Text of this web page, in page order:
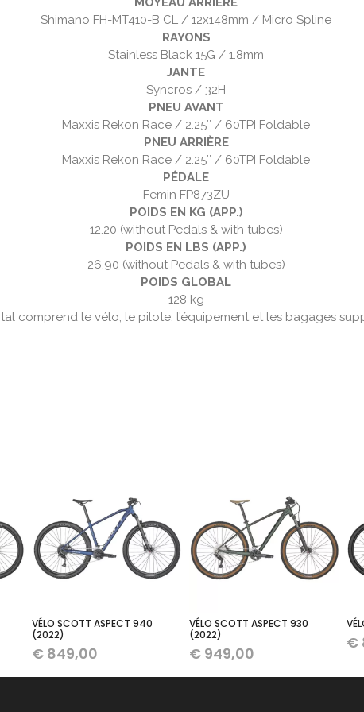
Shimano FH-MT410-B CL / 12x148mm / Micro Spline
RAYONS
Stainless Black 15G / 1.8mm
JANTE
Syncros / 32H
PNEU AVANT
Maxxis Rekon Race / 2.25″ / 60TPI Foldable
PNEU ARRIÈRE
Maxxis Rekon Race / 2.25″ / 60TPI Foldable
PÉDALE
Femin FP873ZU
POIDS EN KG (APP.)
12.20 (without Pedals & with tubes)
POIDS EN LBS (APP.)
26.90 (without Pedals & with tubes)
POIDS GLOBAL
128 kg
comprend le vélo, le pilote, l’équipement et les bagages
VÉLO SCOTT ASPECT 940
(2022)
€ 849,00
VÉLO SCOTT ASPECT 930
(2022)
€ 949,00
€